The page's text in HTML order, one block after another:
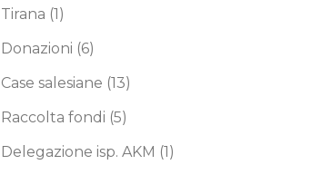
Tirana (1)
Donazioni (6)
Case salesiane (13)
Raccolta fondi (5)
Delegazione isp. AKM (1)